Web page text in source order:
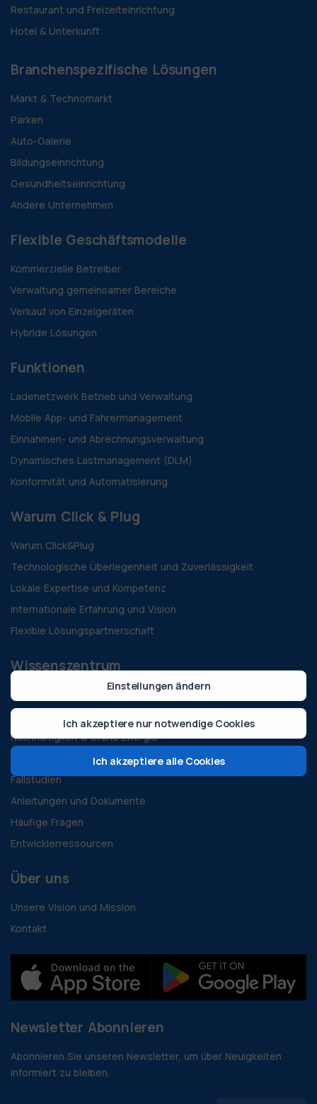
Restaurant und Freizeiteinrichtung
Hotel & Unterkunft
Branchenspezifische Lösungen
Markt & Technomarkt
Parken
Auto-Galerie
Bildungseinrichtung
Gesundheitseinrichtung
Andere Unternehmen
Flexible Geschäftsmodelle
Kommerzielle Betreiber
Verwaltung gemeinsamer Bereiche
Verkauf von Einzelgeräten
Hybride Lösungen
Funktionen
Ladenetzwerk Betrieb und Verwaltung
Mobile App- und Fahrermanagement
Einnahmen- und Abrechnungsverwaltung
Dynamisches Lastmanagement (DLM)
Konformität und Automatisierung
Warum Click & Plug
Warum Click&Plug
Technologische Überlegenheit und Zuverlässigkeit
Lokale Expertise und Kompetenz
Internationale Erfahrung und Vision
Flexible Lösungspartnerschaft
Wissenszentrum
Richtlinien & Vorschriften
Technologie & Innovation
Nachhaltigkeit & Grüne Energie
Fallstudien
Anleitungen und Dokumente
Häufige Fragen
Entwicklerressourcen
Über uns
Unsere Vision und Mission
Kontakt
Newsletter Abonnieren
Abonnieren Sie unseren Newsletter, um über Neuigkeiten
informiert zu bleiben.
Einstellungen ändern
Ich akzeptiere nur notwendige Cookies
Ich akzeptiere alle Cookies